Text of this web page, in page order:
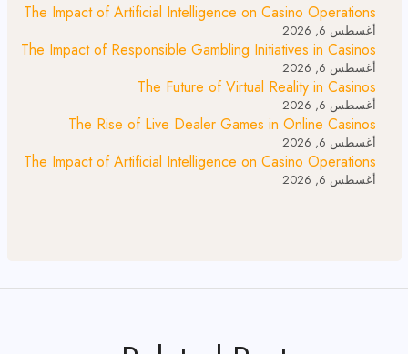
The Impact of Artificial Intelligence on Casino Operations
أغسطس 6, 2026
The Impact of Responsible Gambling Initiatives in Casinos
أغسطس 6, 2026
The Future of Virtual Reality in Casinos
أغسطس 6, 2026
The Rise of Live Dealer Games in Online Casinos
أغسطس 6, 2026
The Impact of Artificial Intelligence on Casino Operations
أغسطس 6, 2026